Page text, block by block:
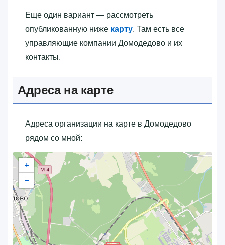
Еще один вариант — рассмотреть
опубликованную ниже карту. Там есть все
управляющие компании Домодедово и их
контакты.
Адреса на карте
Адреса организации на карте в Домодедово
рядом со мной:
+
−